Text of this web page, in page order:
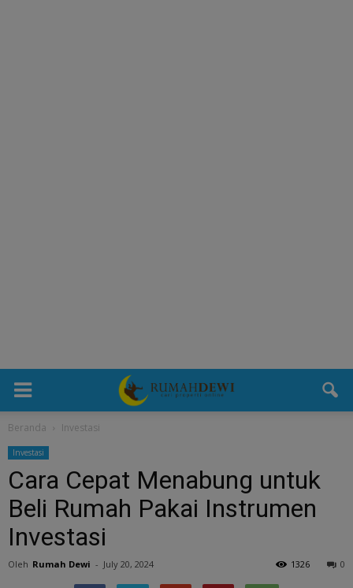
Beranda Investasi
Investasi
Cara Cepat Menabung untuk
Beli Rumah Pakai Instrumen
Investasi
Oleh Rumah Dewi - July 20, 2024 0
1326